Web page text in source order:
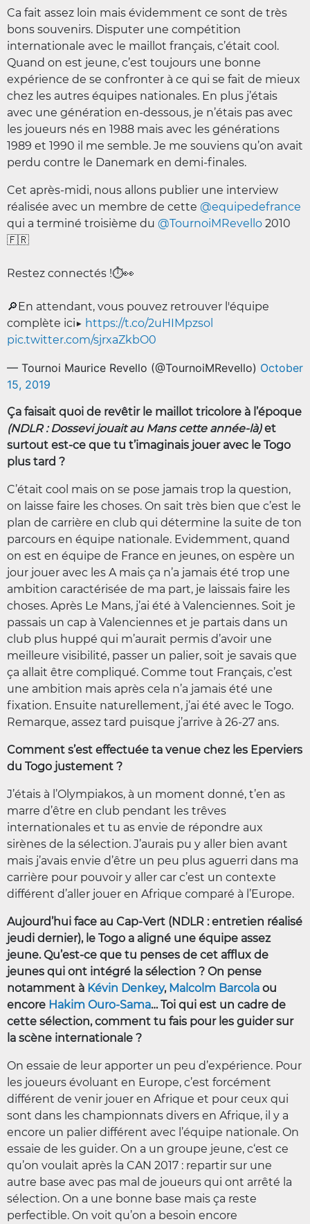
Ca fait assez loin mais évidemment ce sont de très
bons souvenirs. Disputer une compétition
internationale avec le maillot français, c’était cool.
Quand on est jeune, c’est toujours une bonne
expérience de se confronter à ce qui se fait de mieux
chez les autres équipes nationales. En plus j’étais
avec une génération en-dessous, je n’étais pas avec
les joueurs nés en 1988 mais avec les générations
1989 et 1990 il me semble. Je me souviens qu’on avait
perdu contre le Danemark en demi-finales.
Cet après-midi, nous allons publier une interview
réalisée avec un membre de cette @equipedefrance
qui a terminé troisième du @TournoiMRevello 2010
🇫🇷
Restez connectés !⏱️👀
🔎En attendant, vous pouvez retrouver l'équipe
complète ici▶️ https://t.co/2uHIMpzsol
pic.twitter.com/sjrxaZkbO0
— Tournoi Maurice Revello (@TournoiMRevello) October
15, 2019
Ça faisait quoi de revêtir le maillot tricolore à l’époque
(NDLR : Dossevi jouait au Mans cette année-là)et
surtout est-ce que tu t’imaginais jouer avec le Togo
plus tard ?
C’était cool mais on se pose jamais trop la question,
on laisse faire les choses. On sait très bien que c’est le
plan de carrière en club qui détermine la suite de ton
parcours en équipe nationale. Evidemment, quand
on est en équipe de France en jeunes, on espère un
jour jouer avec les A mais ça n’a jamais été trop une
ambition caractérisée de ma part, je laissais faire les
choses. Après Le Mans, j’ai été à Valenciennes. Soit je
passais un cap à Valenciennes et je partais dans un
club plus huppé qui m’aurait permis d’avoir une
meilleure visibilité, passer un palier, soit je savais que
ça allait être compliqué. Comme tout Français, c’est
une ambition mais après cela n’a jamais été une
fixation. Ensuite naturellement, j’ai été avec le Togo.
Remarque, assez tard puisque j’arrive à 26-27 ans.
Comment s’est effectuée ta venue chez les Eperviers
du Togo justement ?
J’étais à l’Olympiakos, à un moment donné, t’en as
marre d’être en club pendant les trêves
internationales et tu as envie de répondre aux
sirènes de la sélection. J’aurais pu y aller bien avant
mais j’avais envie d’être un peu plus aguerri dans ma
carrière pour pouvoir y aller car c’est un contexte
différent d’aller jouer en Afrique comparé à l’Europe.
Aujourd’hui face au Cap-Vert (NDLR : entretien réalisé
jeudi dernier), le Togo a aligné une équipe assez
jeune. Qu’est-ce que tu penses de cet afflux de
jeunes qui ont intégré la sélection ? On pense
notamment à Kévin Denkey, Malcolm Barcola ou
encore Hakim Ouro-Sama… Toi qui est un cadre de
cette sélection, comment tu fais pour les guider sur
la scène internationale ?
On essaie de leur apporter un peu d’expérience. Pour
les joueurs évoluant en Europe, c’est forcément
différent de venir jouer en Afrique et pour ceux qui
sont dans les championnats divers en Afrique, il y a
encore un palier différent avec l’équipe nationale. On
essaie de les guider. On a un groupe jeune, c‘est ce
qu’on voulait après la CAN 2017 : repartir sur une
autre base avec pas mal de joueurs qui ont arrêté la
sélection. On a une bonne base mais ça reste
perfectible. On voit qu’on a besoin encore